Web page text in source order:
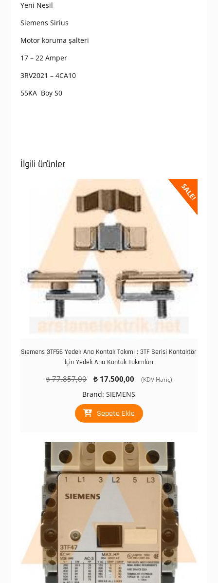
Yeni Nesil
Siemens Sirius
Motor koruma şalteri
17 – 22 Amper
3RV2021 – 4CA10
55KA Boy S0
İlgili ürünler
SALE!
Sıemens 3TF56 Yedek Ana Kontak Takımı ; 3TF Serisi Kontaktör
İçin Yedek Ana Kontak Takımları
₺77.857,00
Orijinal
fiyat:
₺ 77.857,00.
₺17.500,00
Şu
₺ 17.500,00.
(KDV Hariç)
Brand:SIEMENS
Sepete Ekle